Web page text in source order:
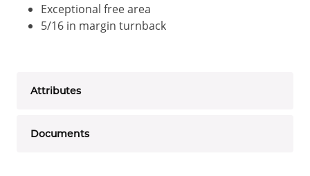
Exceptional free area
5/16 in margin turnback
Attributes
Documents